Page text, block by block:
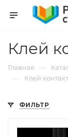
Клей
Главная —
— Клей
ФИЛЬТР